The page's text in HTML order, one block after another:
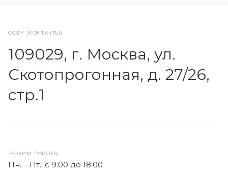
COPY (КОНТАКТЫ)
109029, г. Москва, ул.
Скотопрогонная, д. 27/26,
стр.1
РЕЖИМ РАБОТЫ
Пн. – Пт.: с 9:00 до 18:00